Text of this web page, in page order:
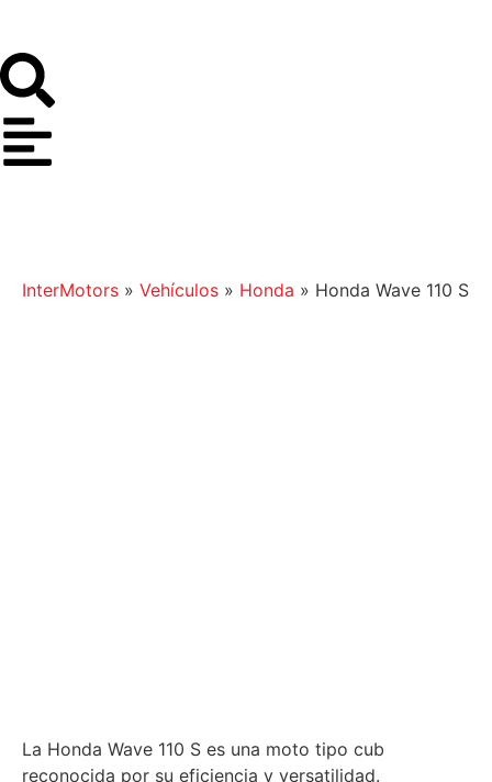
InterMotors » Vehículos » Honda » Honda Wave 110 S
La Honda Wave 110 S es una moto tipo cub
reconocida por su eficiencia y versatilidad.